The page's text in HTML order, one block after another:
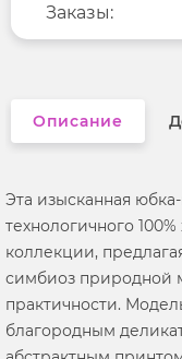
Заказы:
Описание
Эта изысканная
технологичного
коллекции,
симбиоз природной
практичности.
благородным